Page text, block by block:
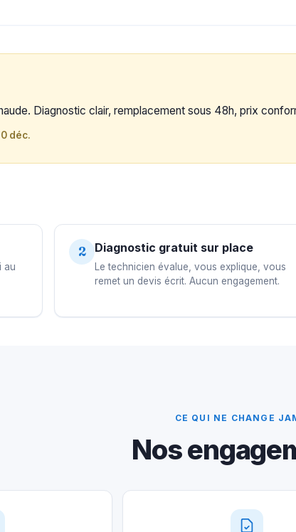
Diagnostic clair, remplacement sous 48h, prix
déc.
au
2 Diagnostic gratuit sur place
Le technicien évalue, vous explique, vous
remet un devis écrit. Aucun engagement.
CE QUI NE CHANGE
Nos